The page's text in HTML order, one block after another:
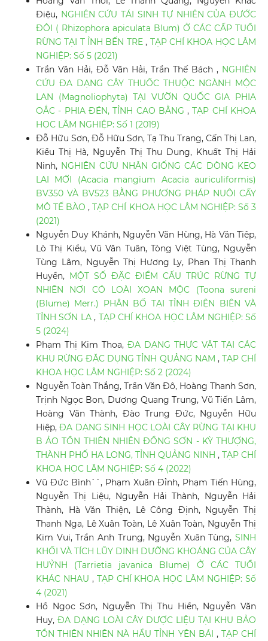
Điệu, NGHIÊN CỨU TÁI SINH TỰ NHIÊN CỦA ĐƯỚC
ĐÔI ( Rhizophora apiculata Blum) Ở CÁC CẤP TUỔI
RỪNG TẠI T ỈNH BẾN TRE, TẠP CHÍ KHOA HỌC LÂM
NGHIỆP: Số 5 (2021)
Trần Văn Hải, Đỗ Văn Hải, Trần Thế Bách , NGHIÊN
CỨU ĐA DẠNG CÂY THUỐC THUỘC NGÀNH MỘC
LAN (Magnoliophyta) TẠI VƯỜN QUỐC GIA PHIA
OẮC - PHIA ĐÉN, TỈNH CAO BẰNG,TẠP CHÍ KHOA
HỌC LÂM NGHIỆP: Số 1 (2019)
Đỗ Hữu Sơn, Đỗ Hữu Sơn, Tạ Thu Trang, Cấn Thị Lan,
Kiều Thị Hà, Nguyễn Thị Thu Dung, Khuất Thị Hải
Ninh, NGHIÊN CỨU NHÂN GIỐNG CÁC DÒNG KEO
LAI MỚI (Acacia mangium Acacia auriculiformis)
BV350 VÀ BV523 BẰNG PHƯƠNG PHÁP NUÔI CẤY
MÔ TẾ BÀO,TẠP CHÍ KHOA HỌC LÂM NGHIỆP: Số 3
(2021)
Nguyễn Duy Khánh, Nguyễn Văn Hùng, Hà Văn Tiệp,
Lò Thị Kiều, Vũ Văn Tuân, Tòng Việt Tùng, Nguyễn
Tùng Lâm, Nguyễn Thị Hương Ly, Phan Thị Thanh
Huyền, MỘT SỐ ĐẶC ĐIỂM CẤU TRÚC RỪNG TỰ
NHIÊN NƠI CÓ LOÀI XOAN MỘC (Toona sureni
(Blume) Merr.) PHÂN BỐ TẠI TỈNH ĐIỆN BIÊN VÀ
TỈNH SƠN LA, TẠP CHÍ KHOA HỌC LÂM NGHIỆP: Số
5 (2024)
Phạm Thị Kim Thoa, ĐA DẠNG THỰC VẬT TẠI CÁC
KHU RỪNG ĐẶC DỤNG TỈNH QUẢNG NAM , TẠP CHÍ
KHOA HỌC LÂM NGHIỆP: Số 2 (2024)
Nguyễn Toàn Thắng, Trần Văn Đô, Hoàng Thanh Sơn,
Trịnh Ngọc Bon, Dương Quang Trung, Vũ Tiến Lâm,
Hoàng Văn Thành, Đào Trung Đức, Nguyễn Hữu
Hiệp,ĐA DẠNG SINH HỌC LOÀI CÂY RỪNG TẠI KHU
B ẢO TỒN THIÊN NHIÊN ĐỒNG SƠN - KỲ THƯỢNG,
THÀNH PHỐ HẠ LONG, TỈNH QUẢNG NINH,TẠP CHÍ
KHOA HỌC LÂM NGHIỆP: Số 4 (2022)
Vũ Đức Bình``, Phạm Xuân Đỉnh, Phạm Tiến Hùng,
Nguyễn Thị Liệu, Nguyễn Hải Thành, Nguyễn Hải
Thành, Hà Văn Thiện, Lê Công Định, Nguyễn Thị
Thanh Nga, Lê Xuân Toàn, Lê Xuân Toàn, Nguyễn Thị
Kim Vui, Trần Anh Trung, Nguyễn Xuân Tùng,SINH
KHỐI VÀ TÍCH LŨY DINH DƯỠNG KHOÁNG CỦA CÂY
HUỶNH (Tarrietia javanica Blume) Ở CÁC TUỔI
KHÁC NHAU , TẠP CHÍ KHOA HỌC LÂM NGHIỆP: Số
4 (2021)
Hồ Ngọc Sơn, Nguyễn Thị Thu Hiền, Nguyễn Văn
Huy, ĐA DẠNG LOÀI CÂY DƯỢC LIỆU TẠI KHU BẢO
TỒN THIÊN NHIÊN NÀ HẨU TỈNH YÊN BÁI , TẠP CHÍ